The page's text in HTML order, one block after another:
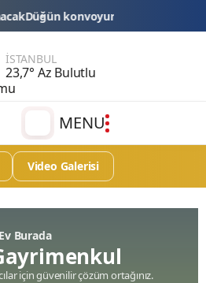
fatura: 540 bin lira ceza, 6 araç
İSTANBUL
23,7° Az Bulutlu
MENU
Video Galerisi
Burada
için güvenilir çözüm ortağınız.